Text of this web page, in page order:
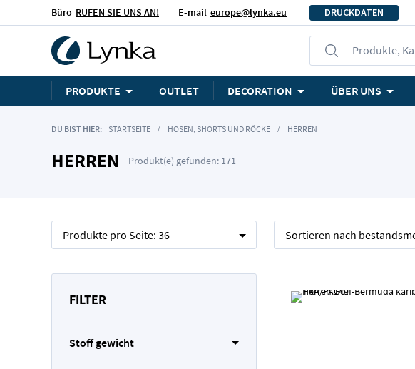
Büro RUFEN SIE UNS AN! E-mail europe@lynka.eu DRUCKDATEN
Produkte,
PRODUKTE OUTLET DECORATION ÜBER UNS
DU BIST HIER: STARTSEITE HOSEN, SHORTS UND RÖCKE HERREN
HERREN Produkt(e) gefunden: 171
Produkte pro Seite: 36 Sortieren nach
FILTER
Stoff gewicht